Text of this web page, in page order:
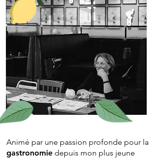
Animé par une passion profonde pour la
gastronomie depuis mon plus jeune